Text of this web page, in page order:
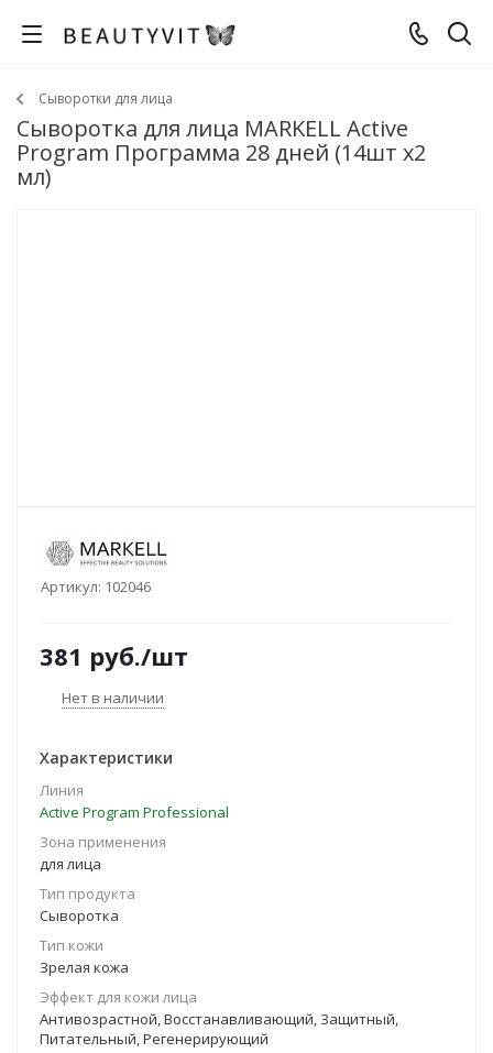
Сыворотки для лица
Сыворотка для лица MARKELL Active
Program Программа 28 дней (14шт x2
мл)
Артикул: 102046
381 руб./шт
Нет в наличии
Характеристики
Линия
Active Program Professional
Зона применения
для лица
Тип продукта
Сыворотка
Тип кожи
Зрелая кожа
Эффект для кожи лица
Антивозрастной, Восстанавливающий, Защитный,
Питательный, Регенерирующий